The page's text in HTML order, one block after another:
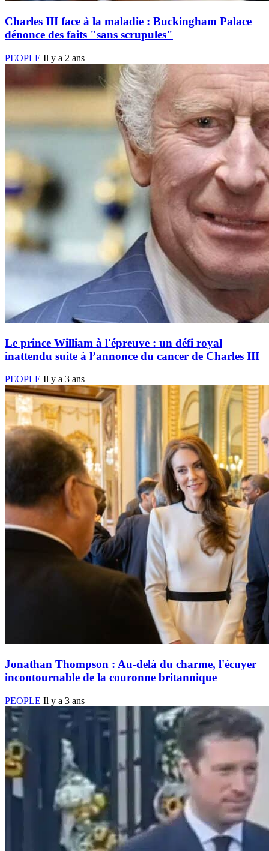
Charles III face à la maladie : Buckingham Palace
dénonce des faits "sans scrupules"
PEOPLE Il y a 2 ans
Le prince William à l'épreuve : un défi royal
inattendu suite à l’annonce du cancer de Charles III
PEOPLE Il y a 3 ans
Jonathan Thompson : Au-delà du charme, l'écuyer
incontournable de la couronne britannique
PEOPLE Il y a 3 ans